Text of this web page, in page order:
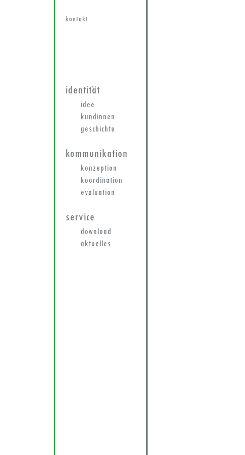
kontakt
identität
idee
kundinnen
geschichte
kommunikation
konzeption
koordination
evaluation
service
download
aktuelles